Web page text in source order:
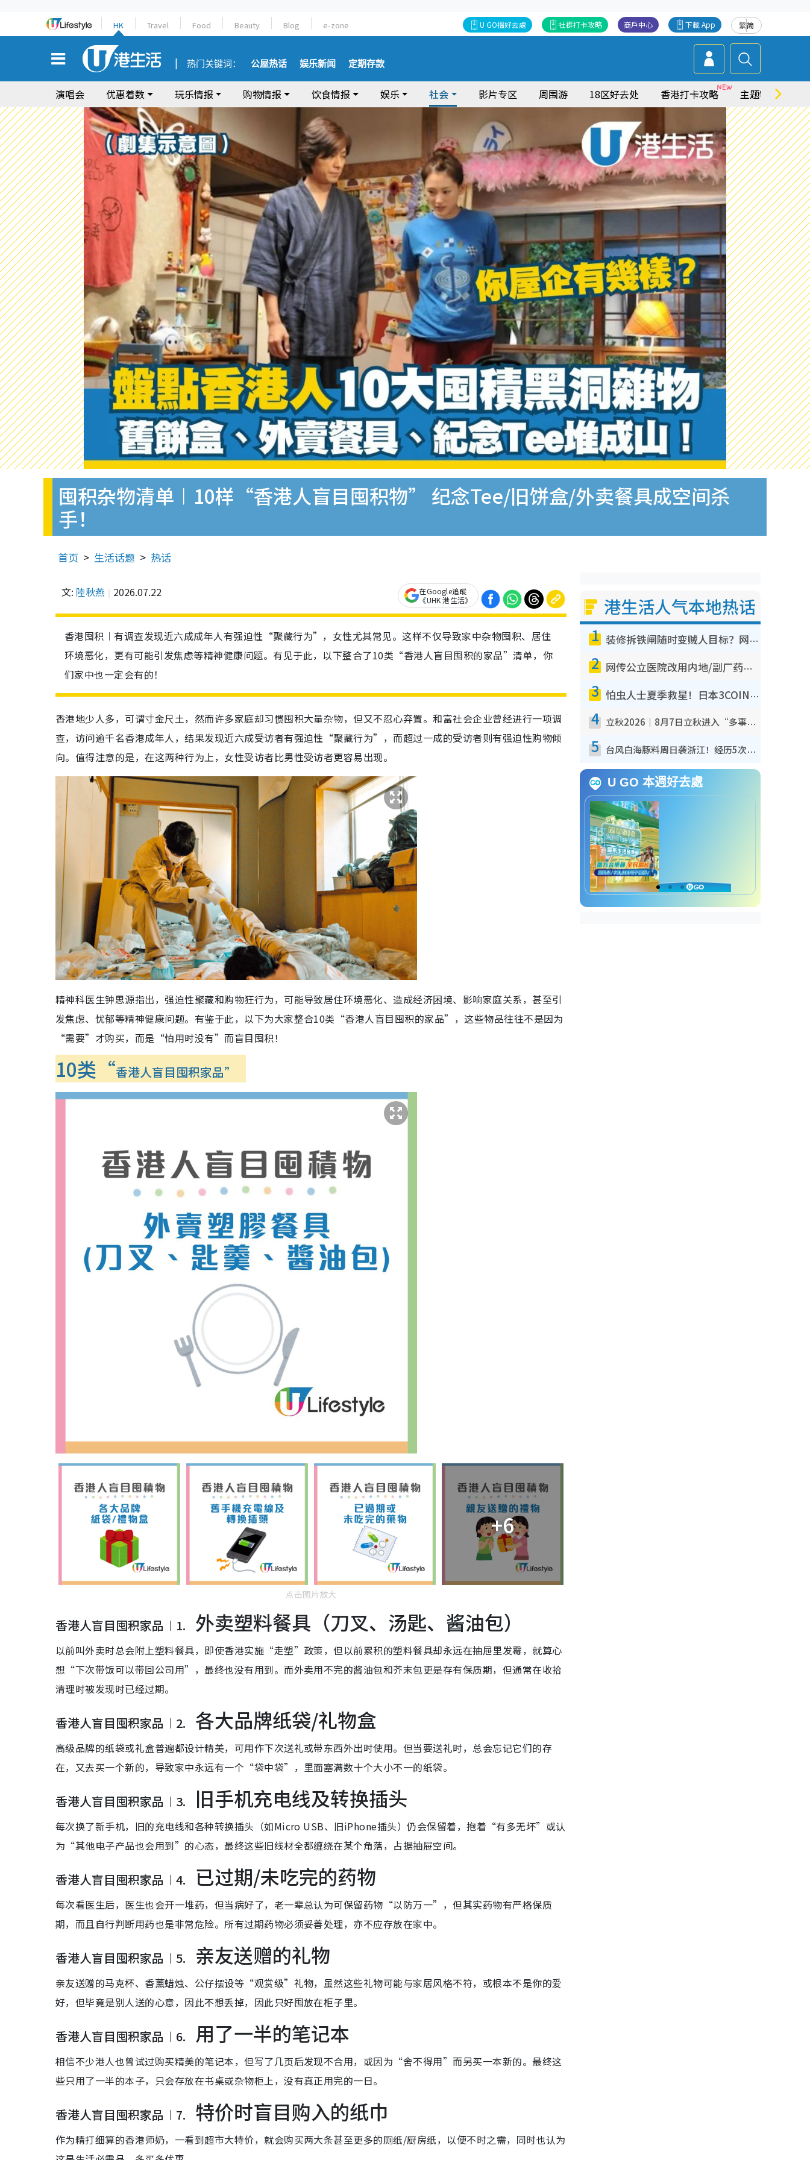
HK Travel Food Beauty Blog e-zone 繁简
下載 App
商戶中心
社群打卡攻略
U GO搵好去處
热门关键词： 公屋热话 娱乐新闻 定期存款
演唱会 优惠着数 玩乐情报 购物情报 饮食情报 娱乐 社会 影片专区 周围游 18区好去处 香港打卡攻略 主题特集
囤积杂物清单︱10样“香港人盲目囤积物” 纪念Tee/旧饼盒/外卖餐具成空间杀
手！
首页 生活话题 热话
文: 陸秋燕 2026.07.22
在Google追蹤
《UHK 港生活》
香港囤积︱有调查发现近六成成年人有强迫性“聚藏行为”，女性尤其常见。这样不仅导致家中杂物囤积、居住
环境恶化，更有可能引发焦虑等精神健康问题。有见于此，以下整合了10类“香港人盲目囤积的家品”清单，你
们家中也一定会有的！
香港地少人多，可谓寸金尺土，然而许多家庭却习惯囤积大量杂物，但又不忍心弃置。和富社会企业曾经进行一项调
查，访问逾千名香港成年人，结果发现近六成受访者有强迫性“聚藏行为”，而超过一成的受访者则有强迫性购物倾
向。值得注意的是，在这两种行为上，女性受访者比男性受访者更容易出现。
精神科医生钟思源指出，强迫性聚藏和购物狂行为，可能导致居住环境恶化、造成经济困境、影响家庭关系，甚至引
发焦虑、忧郁等精神健康问题。有鉴于此，以下为大家整合10类“香港人盲目囤积的家品”，这些物品往往不是因为
“需要”才购买，而是“怕用时没有”而盲目囤积！
10类“香港人盲目囤积家品”
+6
点击图片放大
香港人盲目囤积家品︱1. 外卖塑料餐具（刀叉、汤匙、酱油包）
以前叫外卖时总会附上塑料餐具，即使香港实施“走塑”政策，但以前累积的塑料餐具却永远在抽屉里发霉，就算心
想“下次带饭可以带回公司用”，最终也没有用到。而外卖用不完的酱油包和芥末包更是存有保质期，但通常在收拾
清理时被发现时已经过期。
香港人盲目囤积家品︱2. 各大品牌纸袋/礼物盒
高级品牌的纸袋或礼盒普遍都设计精美，可用作下次送礼或带东西外出时使用。但当要送礼时，总会忘记它们的存
在，又去买一个新的，导致家中永远有一个“袋中袋”，里面塞满数十个大小不一的纸袋。
香港人盲目囤积家品︱3. 旧手机充电线及转换插头
每次换了新手机，旧的充电线和各种转换插头（如Micro USB、旧iPhone插头）仍会保留着，抱着“有多无坏”或认
为“其他电子产品也会用到”的心态，最终这些旧线材全都缠绕在某个角落，占据抽屉空间。
香港人盲目囤积家品︱4. 已过期/未吃完的药物
每次看医生后，医生也会开一堆药，但当病好了，老一辈总认为可保留药物“以防万一”，但其实药物有严格保质
期，而且自行判断用药也是非常危险。所有过期药物必须妥善处理，亦不应存放在家中。
香港人盲目囤积家品︱5. 亲友送赠的礼物
亲友送赠的马克杯、香薰蜡烛、公仔摆设等“观赏级”礼物，虽然这些礼物可能与家居风格不符，或根本不是你的爱
好，但毕竟是别人送的心意，因此不想丢掉，因此只好囤放在柜子里。
香港人盲目囤积家品︱6. 用了一半的笔记本
相信不少港人也曾试过购买精美的笔记本，但写了几页后发现不合用，或因为“舍不得用”而另买一本新的。最终这
些只用了一半的本子，只会存放在书桌或杂物柜上，没有真正用完的一日。
香港人盲目囤积家品︱7. 特价时盲目购入的纸巾
作为精打细算的香港师奶，一看到超市大特价，就会购买两大条甚至更多的厕纸/厨房纸，以便不时之需，同时也认为
港生活人气本地热话
1 装修拆铁闸随时变贼人目标？网友揭2大关键用途：装新款等于白装？附新旧铁闸分别
2 网传公立医院改用内地/副厂药？医生拆解正副厂分别，揭4类人换药随时出事
3 怕虫人士夏季救星！日本3COINS爆红驱虫神器$45起 1招“全程免触碰”轻松搞定小强
4 立秋2026｜8月7日立秋进入“多事之秋” 3件事不可做！专家教6招开运 清杂物／钱包纳气接好运
5 台风白海豚料周日袭浙江！经历5次“眼壁置换”极罕见 成登陆内地最长途台风
U GO 本週好去處